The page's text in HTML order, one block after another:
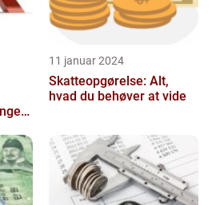
11 januar 2024
Skatteopgørelse: Alt,
hvad du behøver at vide